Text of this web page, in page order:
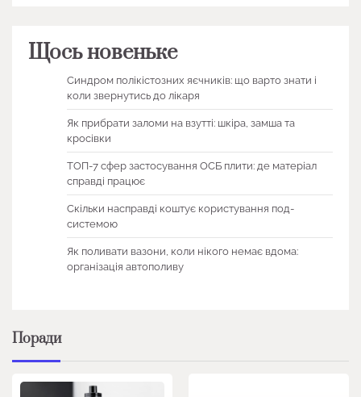
Щось новеньке
Синдром полікістозних яєчників: що варто знати і
коли звернутись до лікаря
Як прибрати заломи на взутті: шкіра, замша та
кросівки
ТОП-7 сфер застосування ОСБ плити: де матеріал
справді працює
Скільки насправді коштує користування под-
системою
Як поливати вазони, коли нікого немає вдома:
організація автополиву
Поради